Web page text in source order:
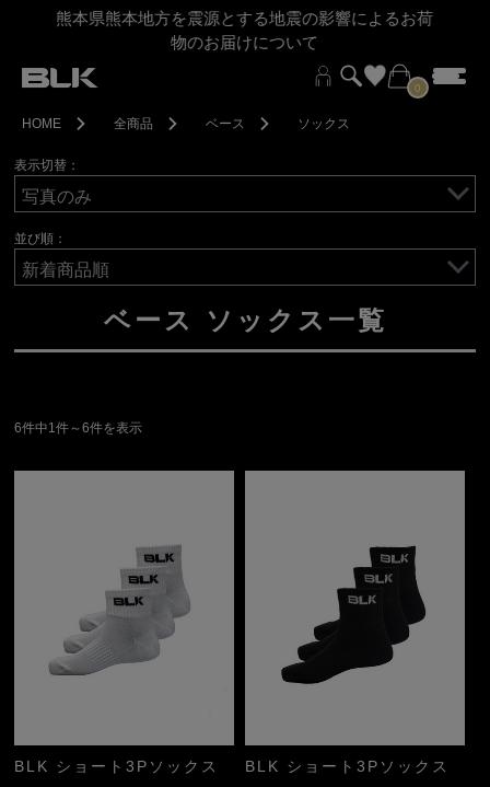
熊本県熊本地方を震源とする地震の影響によるお荷
物のお届けについて
0
HOME 全商品 ベース ソックス
表示切替：
並び順：
ベース ソックス一覧
6件中1件～6件を表示
BLK ショート3Pソックス BLK ショート3Pソックス